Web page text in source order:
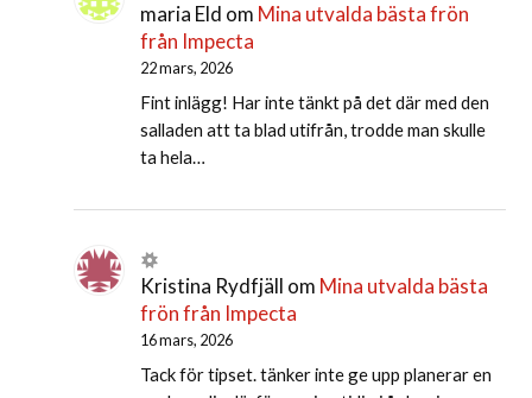
maria Eld om Mina utvalda bästa frön
från Impecta
22 mars, 2026
Fint inlägg! Har inte tänkt på det där med den
salladen att ta blad utifrån, trodde man skulle
ta hela…
Kristina Rydfjäll om Mina utvalda bästa
frön från Impecta
16 mars, 2026
Tack för tipset. tänker inte ge upp planerar en